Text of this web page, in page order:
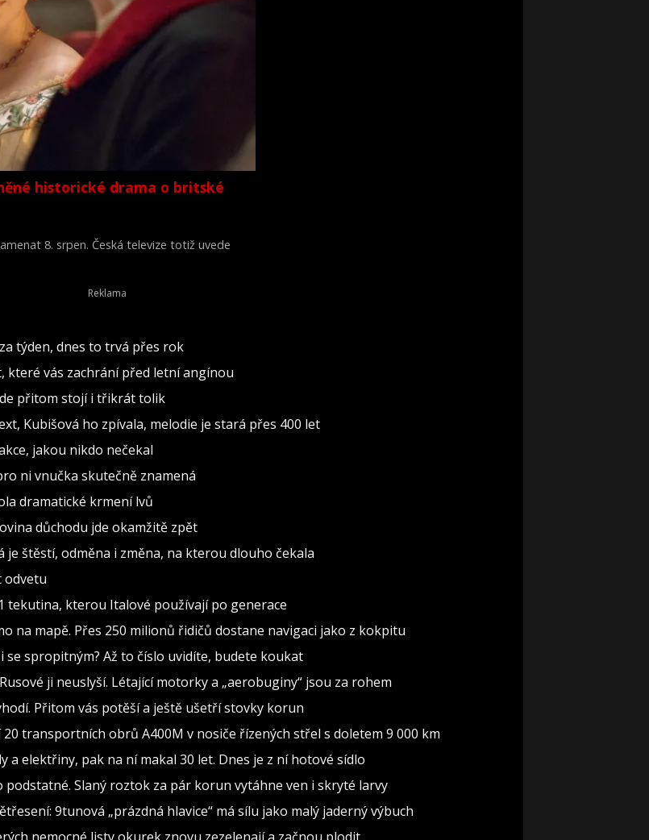
historické drama o britské
8. srpen. Česká televize totiž uvede
týden, dnes to trvá přes rok
které vás zachrání před letní angínou
přitom stojí i třikrát tolik
Kubišová ho zpívala, melodie je stará přes 400 let
jakou nikdo nečekal
ni vnučka skutečně znamená
dramatické krmení lvů
důchodu jde okamžitě zpět
štěstí, odměna i změna, na kterou dlouho čekala
odvetu
tekutina, kterou Italové používají po generace
na mapě. Přes 250 milionů řidičů dostane navigaci jako z kokpitu
se spropitným? Až to číslo uvidíte, budete koukat
ji neuslyší. Létající motorky a „aerobuginy“ jsou za rohem
Přitom vás potěší a ještě ušetří stovky korun
transportních obrů A400M v nosiče řízených střel s doletem 9 000 km
a elektřiny, pak na ní makal 30 let. Dnes je z ní hotové sídlo
podstatné. Slaný roztok za pár korun vytáhne ven i skryté larvy
9tunová „prázdná hlavice“ má sílu jako malý jaderný výbuch